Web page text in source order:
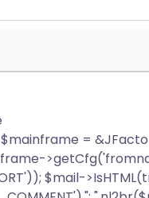
$mainframe =
$mail-